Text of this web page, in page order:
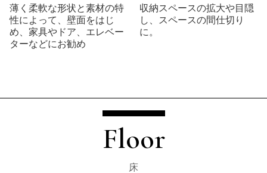
薄く柔軟な形状と素材の特
性によって、壁面をはじ
め、家具やドア、エレベー
ターなどにお勧め
収納スペースの拡大や目隠
し、スペースの間仕切り
に。
Floor
床